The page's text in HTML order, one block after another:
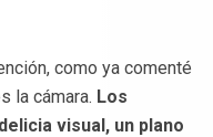
como ya comenté
la cámara. Los
visual, un plano